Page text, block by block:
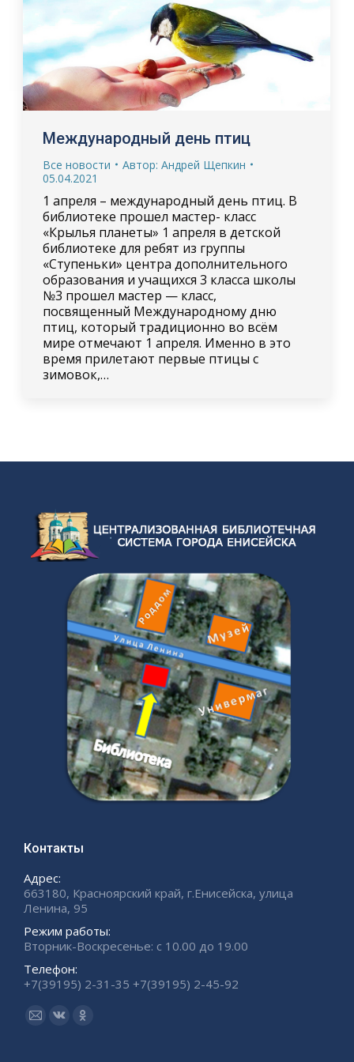
Международный день птиц
Все новости Автор: Андрей Щепкин
05.04.2021
1 апреля – международный день птиц. В
библиотеке прошел мастер- класс
«Крылья планеты» 1 апреля в детской
библиотеке для ребят из группы
«Ступеньки» центра дополнительного
образования и учащихся 3 класса школы
№3 прошел мастер — класс,
посвященный Международному дню
птиц, который традиционно во всём
мире отмечают 1 апреля. Именно в это
время прилетают первые птицы с
зимовок,…
Контакты
Адрес:
663180, Красноярский край, г.Енисейска, улица
Ленина, 95
Режим работы:
Вторник-Воскресенье: с 10.00 до 19.00
Телефон:
+7(39195) 2-31-35 +7(39195) 2-45-92
Ищите нас:
СтраницаСтраница
Страница